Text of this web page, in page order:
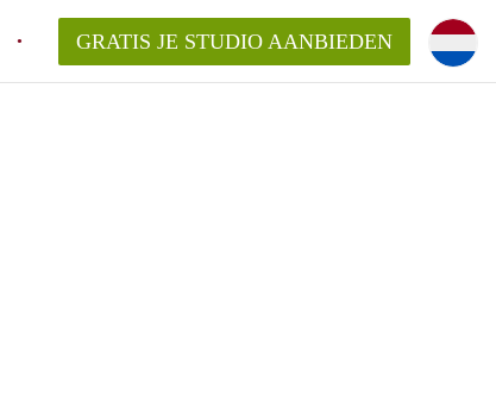
Studio in Tilburg?
bemiddelingsvergoeding?
GRATIS JE STUDIO AANBIEDEN